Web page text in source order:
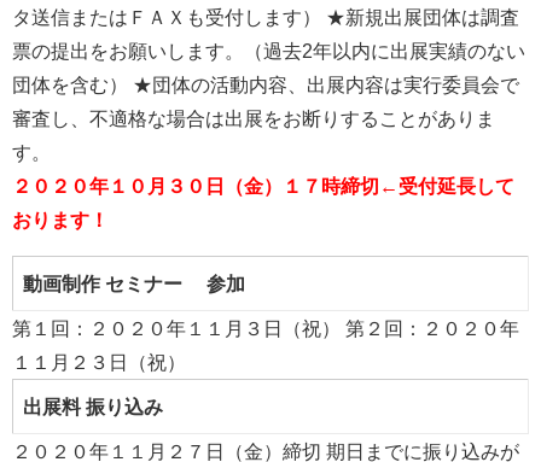
タ送信またはＦＡＸも受付します） ★新規出展団体は調査
票の提出をお願いします。（過去2年以内に出展実績のない
団体を含む） ★団体の活動内容、出展内容は実行委員会で
審査し、不適格な場合は出展をお断りすることがありま
す。
２０２０年１０月３０日（金）１７時締切←受付延長して
おります！
動画制作 セミナー 参加
第１回：２０２０年１１月３日（祝） 第２回：２０２０年
１１月２３日（祝）
出展料 振り込み
２０２０年１１月２７日（金）締切 期日までに振り込みが